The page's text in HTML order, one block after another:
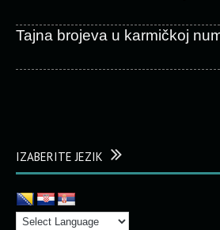
Tajna brojeva u karmičkoj
IZABERITE JEZIK